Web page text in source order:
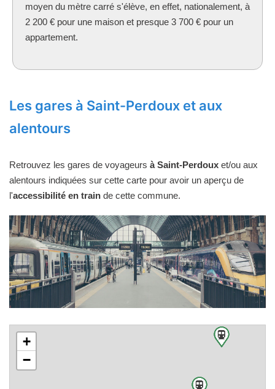
moyen du mètre carré s'élève, en effet, nationalement, à
2 200 € pour une maison et presque 3 700 € pour un
appartement.
Les gares à Saint-Perdoux et aux
alentours
Retrouvez les gares de voyageurs à Saint-Perdoux et/ou aux
alentours indiquées sur cette carte pour avoir un aperçu de
l'accessibilité en train de cette commune.
+
−